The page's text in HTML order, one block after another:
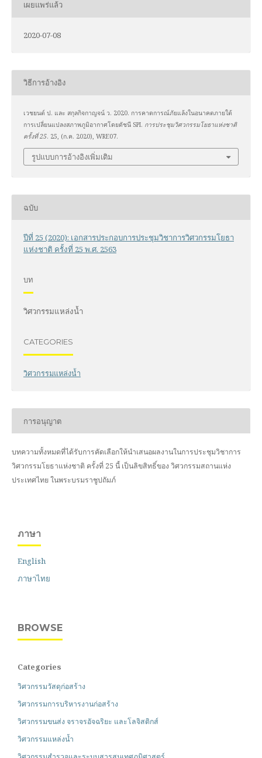
เผยแพร่แล้ว
2020-07-08
วิธีการอ้างอิง
เวชยนต์ ป. และ สกุลกิจกาญจน์ ว. 2020. การคาดการณ์ภัยแล้งในอนาคตภายใต้
การเปลี่ยนแปลงสภาพภูมิอากาศโดยดัชนี SPI. การประชุมวิศวกรรมโยธาแห่งชาติ
ครั้งที่ 25. 25, (ก.ค. 2020), WRE07.
รูปแบบการอ้างอิงเพิ่มเติม
ฉบับ
ปีที่ 25 (2020): เอกสารประกอบการประชุมวิชาการวิศวกรรมโยธา
แห่งชาติ ครั้งที่ 25 พ.ศ. 2563
บท
วิศวกรรมแหล่งน้ำ
CATEGORIES
วิศวกรรมแหล่งน้ำ
การอนุญาต
บทความทั้งหมดที่ได้รับการคัดเลือกให้นำเสนอผลงานในการประชุมวิชาการ
วิศวกรรมโยธาแห่งชาติ ครั้งที่ 25 นี้ เป็นลิขสิทธิ์ของวิศวกรรมสถานแห่ง
ประเทศไทย ในพระบรมราชูปถัมภ์
ภาษา
English
ภาษาไทย
BROWSE
Categories
วิศวกรรมวัสดุก่อสร้าง
วิศวกรรมการบริหารงานก่อสร้าง
วิศวกรรมขนส่ง จราจรอัจฉริยะ และโลจิสติกส์
วิศวกรรมแหล่งน้ำ